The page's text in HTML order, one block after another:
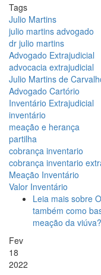
Tags
Julio Martins
julio martins advogado
dr julio martins
Advogado Extrajudicial
advocacia extrajudicial
Julio Martins de
Advogado Cartório
Inventário Extrajudicial
inventário
meação e herança
partilha
cobrança inventario
cobrança inventario
Meação Inventário
Valor Inventário
Leia mais sobre
também como
meação da viúva?
Fev
18
2022